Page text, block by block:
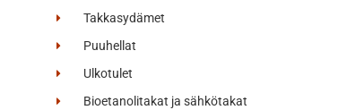
Takkasydämet
Puuhellat
Ulkotulet
Bioetanolitakat ja sähkötakat